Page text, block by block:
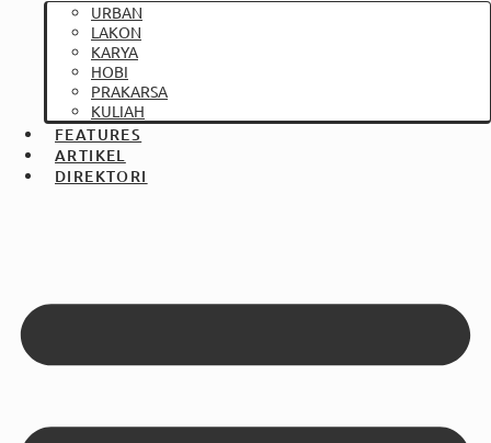
URBAN
LAKON
KARYA
HOBI
PRAKARSA
KULIAH
FEATURES
ARTIKEL
DIREKTORI